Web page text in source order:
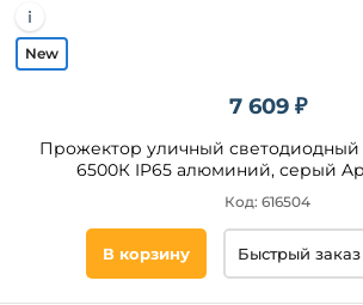
7 609 ₽
Прожектор уличный светодиодный
6500К IP65 алюминий, серый
Код: 616504
В корзину Быстрый заказ